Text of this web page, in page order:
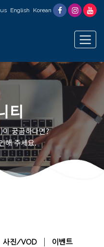
English Korean
티
이 궁금하다면?
해 주세요.
사진/VOD 이벤트